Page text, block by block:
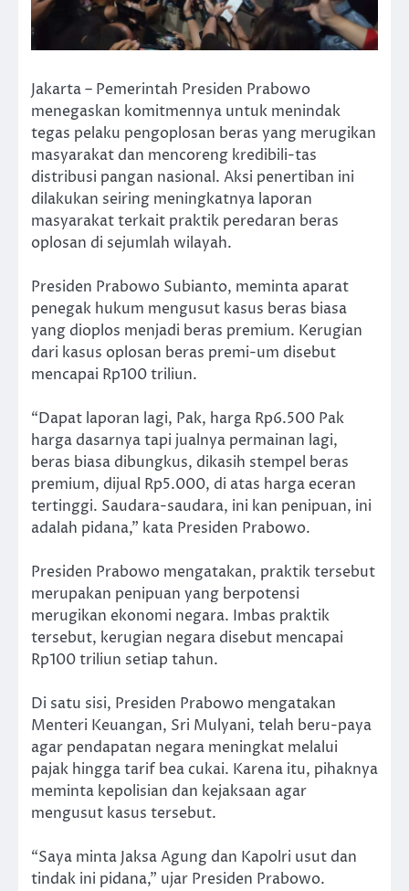
Jakarta – Pemerintah Presiden Prabowo
menegaskan komitmennya untuk menindak
tegas pelaku pengoplosan beras yang merugikan
masyarakat dan mencoreng kredibili-tas
distribusi pangan nasional. Aksi penertiban ini
dilakukan seiring meningkatnya laporan
masyarakat terkait praktik peredaran beras
oplosan di sejumlah wilayah.
Presiden Prabowo Subianto, meminta aparat
penegak hukum mengusut kasus beras biasa
yang dioplos menjadi beras premium. Kerugian
dari kasus oplosan beras premi-um disebut
mencapai Rp100 triliun.
“Dapat laporan lagi, Pak, harga Rp6.500 Pak
harga dasarnya tapi jualnya permainan lagi,
beras biasa dibungkus, dikasih stempel beras
premium, dijual Rp5.000, di atas harga eceran
tertinggi. Saudara-saudara, ini kan penipuan, ini
adalah pidana,” kata Presiden Prabowo.
Presiden Prabowo mengatakan, praktik tersebut
merupakan penipuan yang berpotensi
merugikan ekonomi negara. Imbas praktik
tersebut, kerugian negara disebut mencapai
Rp100 triliun setiap tahun.
Di satu sisi, Presiden Prabowo mengatakan
Menteri Keuangan, Sri Mulyani, telah beru-paya
agar pendapatan negara meningkat melalui
pajak hingga tarif bea cukai. Karena itu, pihaknya
meminta kepolisian dan kejaksaan agar
mengusut kasus tersebut.
“Saya minta Jaksa Agung dan Kapolri usut dan
tindak ini pidana,” ujar Presiden Prabowo.